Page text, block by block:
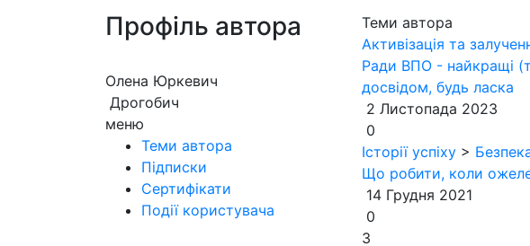
Профіль автора
Олена Юркевич
Дрогобич
меню
Теми автора
Підписки
Сертифікати
Події користувача
Теми автора
Активізація та
Ради ВПО - найкращі
досвідом, будь ласка
2 Листопада 2023
0
Історії успіху >
Що робити, коли
14 Грудня 2021
0
3